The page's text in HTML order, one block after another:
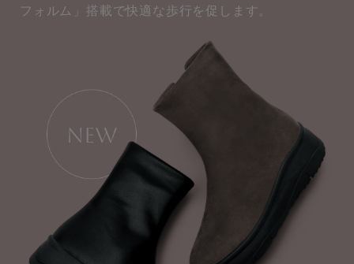
フォルム」搭載で快適な歩行を促します。